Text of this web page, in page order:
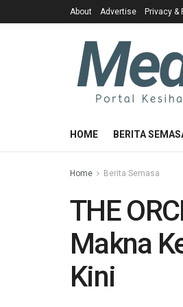
About Advertise Privacy &
HOME BERITA
Home Berita Semasa
THE
Makna
Kini